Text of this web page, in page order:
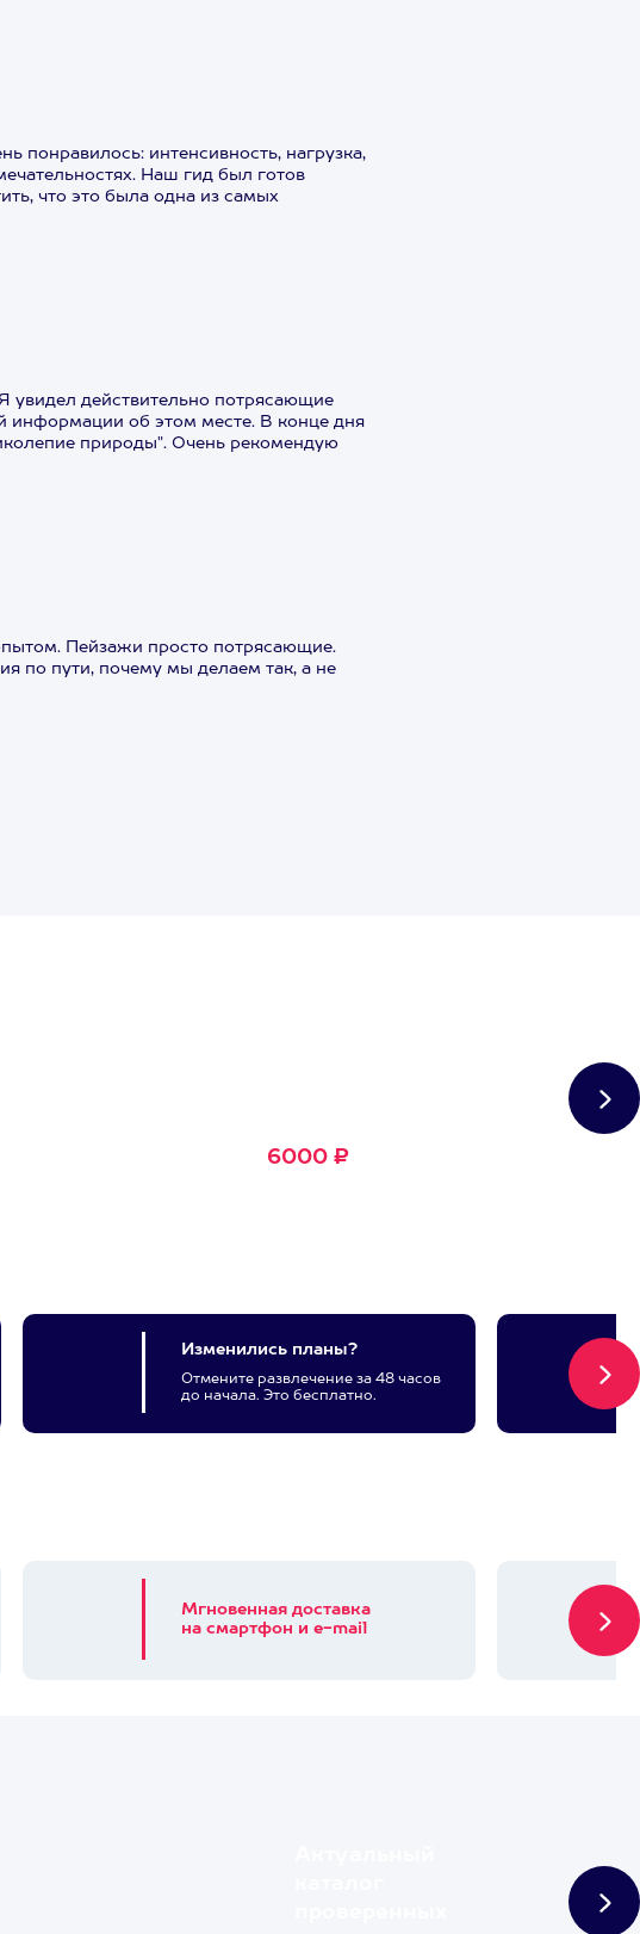
понравилось: интенсивность, нагрузка,
Наш гид был готов
что это была одна из самых
увидел действительно потрясающие
информации об этом месте. В конце дня
природы". Очень рекомендую
Пейзажи просто потрясающие.
по пути, почему мы делаем так, а не
6000 ₽
Изменились планы?
Отмените развлечение за 48 часов
до начала. Это бесплатно.
Мгновенная доставка
на смартфон и e-mail